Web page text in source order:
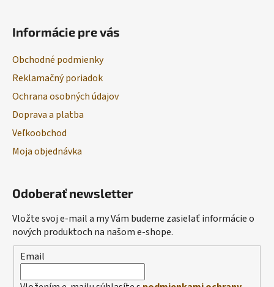
Informácie pre vás
Obchodné podmienky
Reklamačný poriadok
Ochrana osobných údajov
Doprava a platba
Veľkoobchod
Moja objednávka
Odoberať newsletter
Vložte svoj e-mail a my Vám budeme zasielať informácie o
nových produktoch na našom e-shope.
Email